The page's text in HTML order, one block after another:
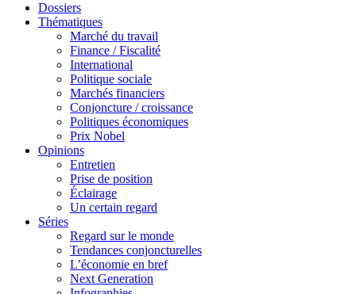
Dossiers
Thématiques
Marché du travail
Finance / Fiscalité
International
Politique sociale
Marchés financiers
Conjoncture / croissance
Politiques économiques
Prix Nobel
Opinions
Entretien
Prise de position
Éclairage
Un certain regard
Séries
Regard sur le monde
Tendances conjoncturelles
L’économie en bref
Next Generation